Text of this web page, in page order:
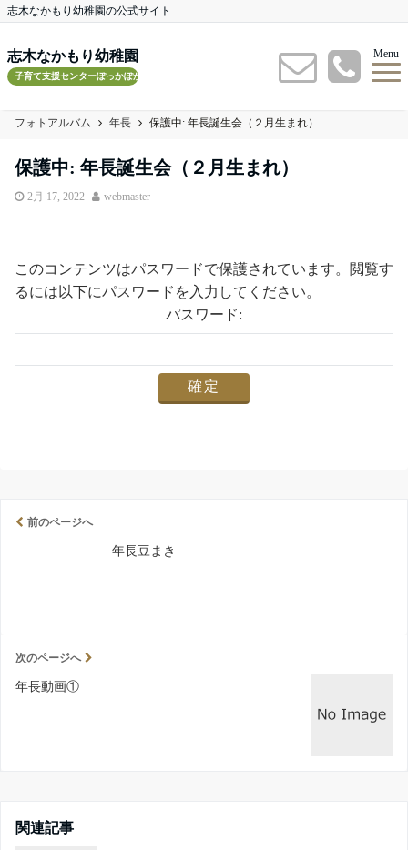
志木なかもり幼稚園の公式サイト
志木なかもり幼稚園
子育て支援センターぽっかぽかルーム
Menu
フォトアルバム 年長 保護中: 年長誕生会（２月生まれ）
保護中: 年長誕生会（２月生まれ）
2月 17, 2022 webmaster
このコンテンツはパスワードで保護されています。閲覧す
るには以下にパスワードを入力してください。
パスワード:
前のページへ
年長豆まき
次のページへ
年長動画①
関連記事